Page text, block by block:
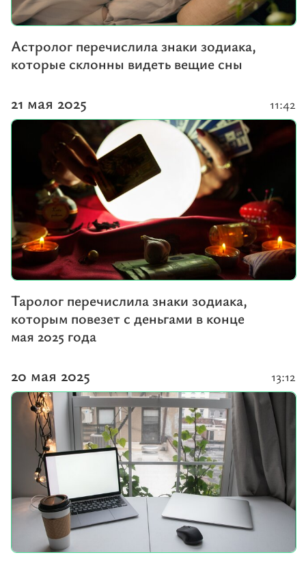
Астролог перечислила знаки зодиака,
которые склонны видеть вещие сны
21 мая 2025
Таролог перечислила знаки зодиака,
которым повезет с деньгами в конце
мая 2025 года
11:42
20 мая 2025 13:12